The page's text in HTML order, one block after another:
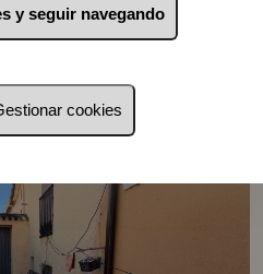
y seguir navegando
cookies